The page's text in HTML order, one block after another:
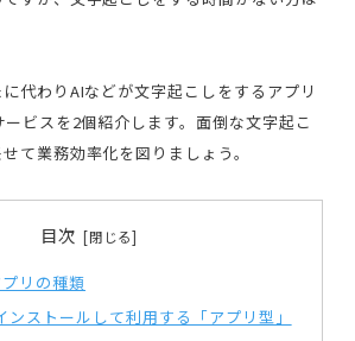
代わりAIなどが文字起こしをするアプリ
ビスを2個紹介します。面倒な文字起こ
て業務効率化を図りましょう。
目次
リの種類
ンストールして利用する「アプリ型」